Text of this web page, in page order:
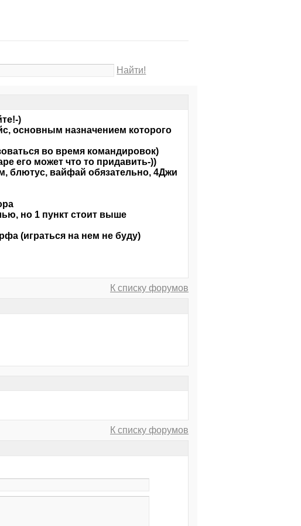
Найти!
)
основным назначением которого
во время командировок)
его может что то придавить-))
блютус, вайфай обязательно, 4Джи
но 1 пункт стоит выше
(играться на нем не буду)
К списку форумов
К списку форумов